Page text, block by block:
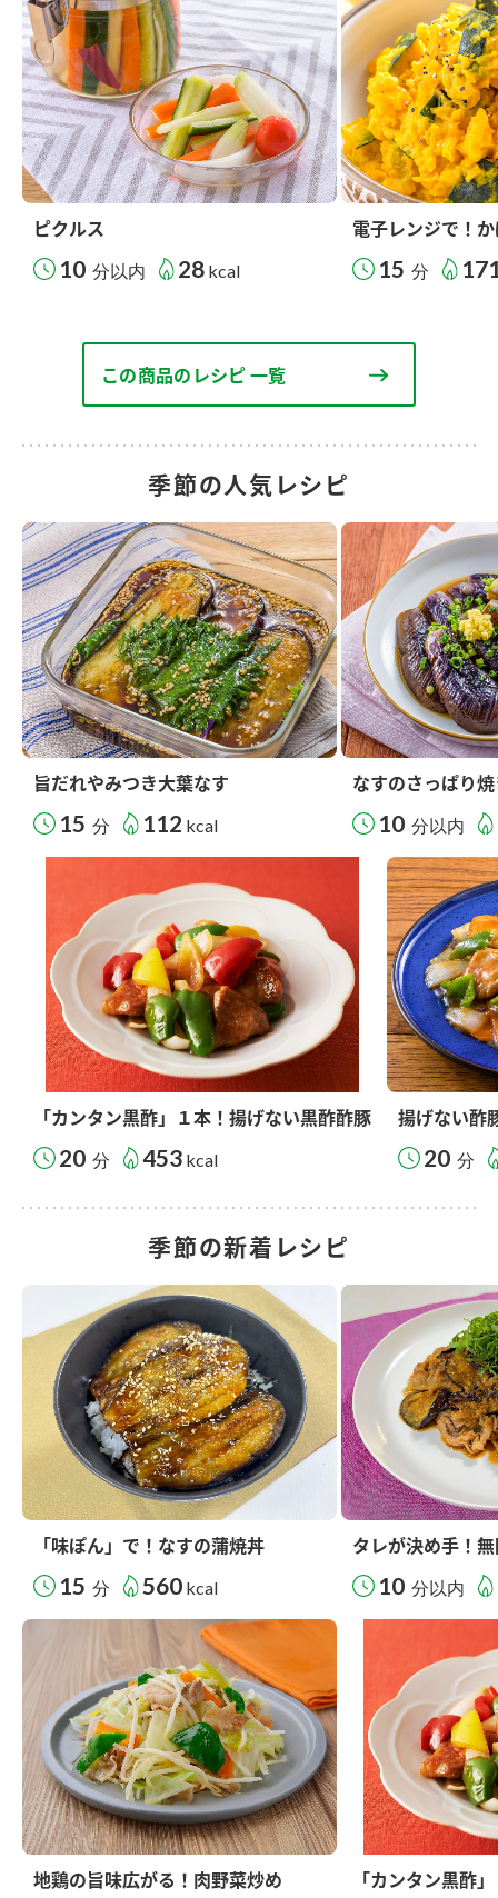
ピクルス
10 分以内 28 kcal
電子レンジで！
15 分
この商品のレシピ 一覧
季節の人気レシピ
旨だれやみつき大葉なす
15 分 112 kcal
なすのさっぱり
10 分以内
「カンタン黒酢」１本！揚げない黒酢酢豚
20 分 453 kcal
揚げない酢
20 分
季節の新着レシピ
「味ぽん」で！なすの蒲焼丼
15 分 560 kcal
タレが決め手！
10 分以内
地鶏の旨味広がる！肉野菜炒め 「カンタン黒酢